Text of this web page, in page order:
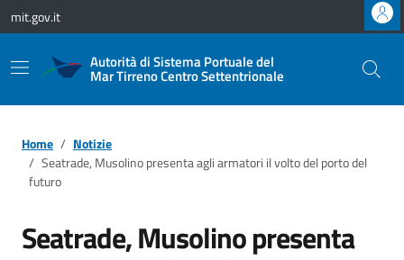
Vai ai contenuti
Vai al footer
mit.gov.it
Autorità di Sistema Portuale del
Mar Tirreno Centro Settentrionale
Home
Notizie
Seatrade, Musolino presenta agli armatori il volto del porto del
futuro
Seatrade, Musolino presenta